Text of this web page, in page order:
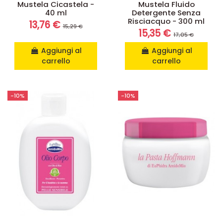
Mustela Cicastela -
40 ml
13,76 €15,29 €
Aggiungi al
carrello
Mustela Fluido
Detergente Senza
Risciacquo - 300 ml
15,35 € 17,05 €
Aggiungi al
carrello
-10% -10%